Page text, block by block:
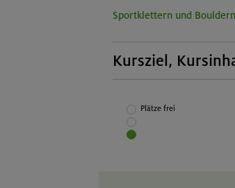
Sportklettern und
Kursziel,
Verbesserung des
Kletterkönnens
Plätze frei